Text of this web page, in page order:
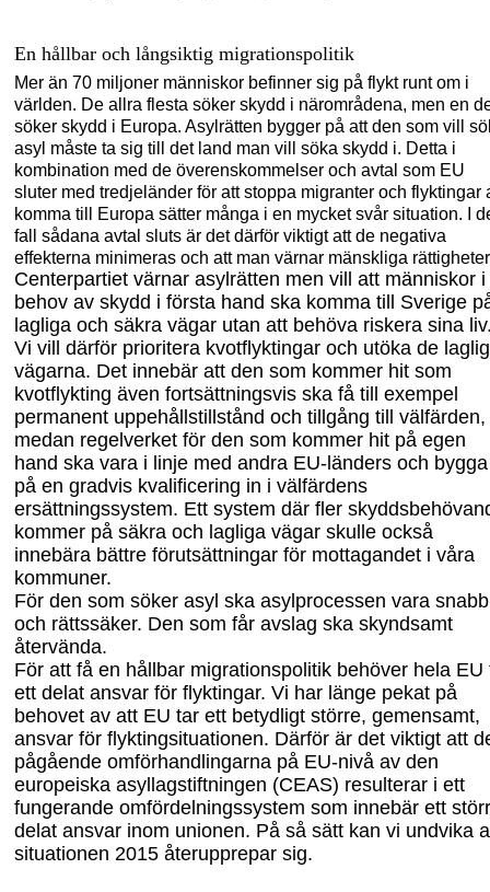
En hållbar och långsiktig migrationspolitik
Mer än 70 miljoner människor befinner sig på flykt runt om i
världen. De allra flesta söker skydd i närområdena, men en
söker skydd i Europa. Asylrätten bygger på att den som vill
asyl måste ta sig till det land man vill söka skydd i. Detta i
kombination med de överenskommelser och avtal som EU
sluter med tredjeländer för att stoppa migranter och flyktingar
komma till Europa sätter många i en mycket svår situation. I
fall sådana avtal sluts är det därför viktigt attde negativa
effekterna minimeras och att man värnar mänskliga
Centerpartiet värnar asylrätten men vill att människor i
behov av skydd i första hand ska komma till Sverige
lagliga och säkra vägar utan att behöva riskera sina liv
Vi vill därför prioritera kvotflyktingar och utöka de
vägarna. Det innebär att den som kommer hit som
kvotflykting även fortsättningsvis ska få till exempel
permanent uppehållstillstånd och tillgång till välfärden,
medan regelverket för den som kommer hit på egen
hand ska vara i linje med andra EU-länders och bygga
på en gradvis kvalificering in i välfärdens
ersättningssystem. Ett system där fler
kommer på säkra och lagliga vägar skulle också
innebära bättre förutsättningar för mottagandet i våra
kommuner.
För den som söker asyl ska asylprocessen vara snabb
och rättssäker. Den som får avslag ska skyndsamt
återvända.
För att få en hållbar migrationspolitik behöver hela EU
ett delat ansvar för flyktingar. Vi har länge pekat på
behovet av att EU tar ett betydligt större, gemensamt,
ansvar för flyktingsituationen. Därför är det viktigt att
pågående omförhandlingarna på EU-nivå av den
europeiska asyllagstiftningen (CEAS) resulterar i ett
fungerande omfördelningssystem som innebär ett
delat ansvar inom unionen. På så sätt kan vi undvika
situationen 2015 återupprepar sig.